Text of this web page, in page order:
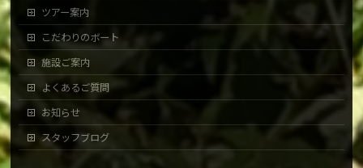
ツアー案内
こだわりのボート
施設ご案内
よくあるご質問
お知らせ
スタッフブログ